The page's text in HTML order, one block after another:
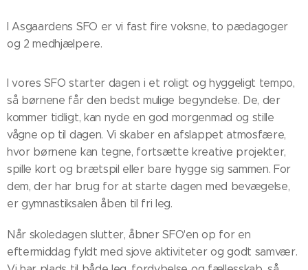
I Asgaardens SFO er vi fast fire voksne, to pædagoger
og 2 medhjælpere.
I vores SFO starter dagen i et roligt og hyggeligt tempo,
så børnene får den bedst mulige begyndelse. De, der
kommer tidligt, kan nyde en god morgenmad og stille
vågne op til dagen. Vi skaber en afslappet atmosfære,
hvor børnene kan tegne, fortsætte kreative projekter,
spille kort og brætspil eller bare hygge sig sammen. For
dem, der har brug for at starte dagen med bevægelse,
er gymnastiksalen åben til fri leg.
Når skoledagen slutter, åbner SFO'en op for en
eftermiddag fyldt med sjove aktiviteter og godt samvær.